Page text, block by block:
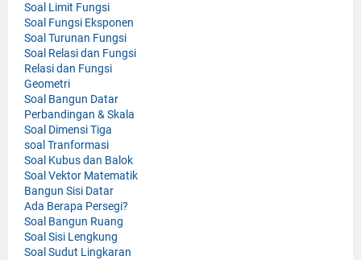
Soal Limit Fungsi
Soal Fungsi Eksponen
Soal Turunan Fungsi
Soal Relasi dan Fungsi
Relasi dan Fungsi
Geometri
Soal Bangun Datar
Perbandingan & Skala
Soal Dimensi Tiga
soal Tranformasi
Soal Kubus dan Balok
Soal Vektor Matematik
Bangun Sisi Datar
Ada Berapa Persegi?
Soal Bangun Ruang
Soal Sisi Lengkung
Soal Sudut Lingkaran